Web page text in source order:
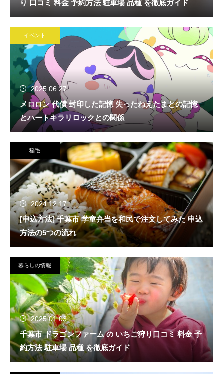
り 口コミ 料金 予約方法 駐車場 品種 を徹底ガイド
イベント
2025.06.27
メロロン 代償 封印した記憶 失ったねえたまとの記憶
とハートキラリロックとの関係
稲毛
2024.12.17
[申込方法] 千葉市 学童弁当を和民で注文してみた 申込
方法の5つの流れ
暮らしの情報
2025.01.03
千葉市 ドラゴンファーム の いちご狩り口コミ 料金 予
約方法 駐車場 品種 を徹底ガイド